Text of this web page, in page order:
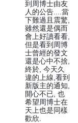
到周博士由友
人的公告....當
下難過且震驚,
雖然還是偶而
會上好讀看看,
但是看到周博
士曾經的發文
還是心中不捨,
終於, 今天久
違的上線,看到
新版主的通知,
開心不已, 也
希望周博士在
天上也是同樣
歡欣.